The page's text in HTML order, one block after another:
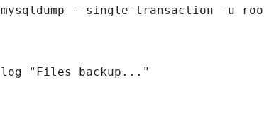
mysqldump --single-transaction -u
log "Files backup..."